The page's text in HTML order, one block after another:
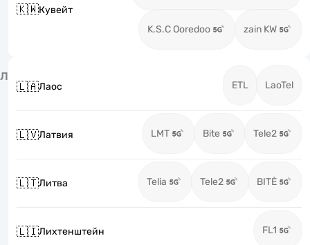
🇰🇼Кувейт
K.S.C Ooredoo zain KW
Л
🇱🇦Лаос ETL LaoTel
🇱🇻Латвия LMT Bite Tele2
🇱🇹Литва Telia Tele2 BITĖ
🇱🇮Лихтенштейн FL1